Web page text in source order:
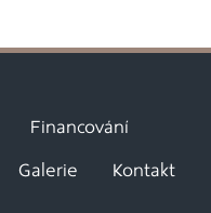
Financování
Galerie Kontakt